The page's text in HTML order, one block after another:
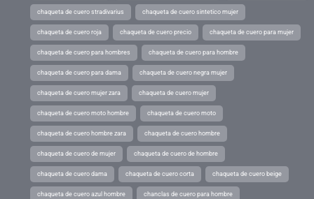
chaqueta de cuero stradivarius chaqueta de cuero sintetico mujer
chaqueta de cuero roja chaqueta de cuero precio chaqueta de cuero para mujer
chaqueta de cuero para hombres chaqueta de cuero para hombre
chaqueta de cuero para dama chaqueta de cuero negra mujer
chaqueta de cuero mujer zara chaqueta de cuero mujer
chaqueta de cuero moto hombre chaqueta de cuero moto
chaqueta de cuero hombre zara chaqueta de cuero hombre
chaqueta de cuero de mujer chaqueta de cuero de hombre
chaqueta de cuero dama chaqueta de cuero corta chaqueta de cuero beige
chaqueta de cuero azul hombre chanclas de cuero para hombre